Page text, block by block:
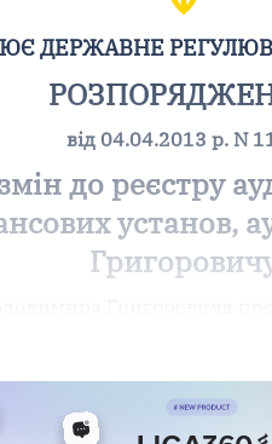
ДЕРЖАВНЕ
від 04.04.2013 р. N
до реєстру